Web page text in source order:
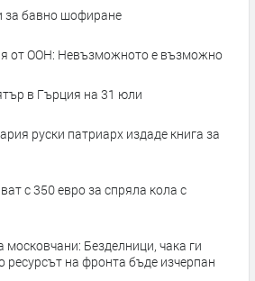
за бавно шофиране
от ООН: Невъзможното е възможно
в Гърция на 31 юли
руски патриарх издаде книга за
с 350 евро за спряла кола с
московчани: Безделници, чака ги
ресурсът на фронта бъде изчерпан